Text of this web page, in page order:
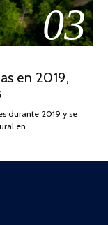
03
en 2019,
durante 2019 y se
en …